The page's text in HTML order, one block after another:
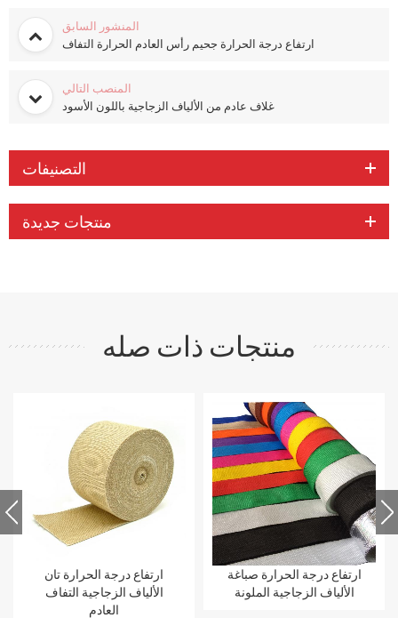
المنشور السابق
ارتفاع درجة الحرارة جحيم رأس العادم الحرارة التفاف
المنصب التالي
غلاف عادم من الألياف الزجاجية باللون الأسود
التصنيفات
منتجات جديدة
منتجات ذات صله
ارتفاع درجة الحرارة تان
الألياف الزجاجية التفاف
العادم
ارتفاع درجة الحرارة صباغة
الألياف الزجاجية الملونة